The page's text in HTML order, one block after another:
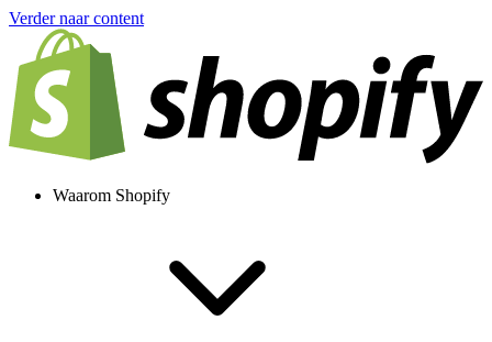
Verder naar content
Waarom Shopify